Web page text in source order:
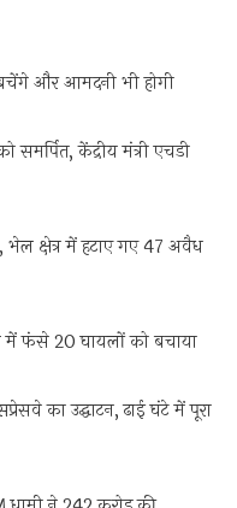
और आमदनी भी होगी
समर्पित, केंद्रीय मंत्री एचडी
भेल क्षेत्र में हटाए गए 47 अवैध
फंसे 20 घायलों को बचाया
का उद्घाटन, ढाई घंटे में पूरा